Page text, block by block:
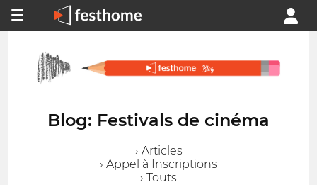
Blog: Festivals de cinéma
› Articles
› Appel à Inscriptions
› Touts